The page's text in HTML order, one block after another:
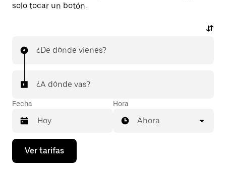
solo tocar un botón.
¿De dónde vienes?
¿A dónde vas?
Fecha
Presiona
flecha
Hora
Ahora
Ver tarifas